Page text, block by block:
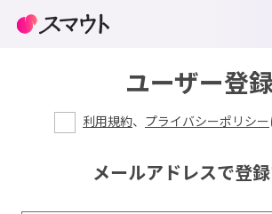
ユーザー登
利用規約、 プライバシーポリシー
メールアドレスで登